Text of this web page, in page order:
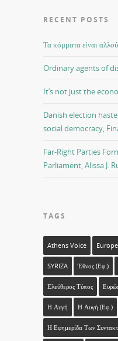
RECENT POSTS
Τα κόμματα είναι αλλού
Ordinary agents of
It’s not just the
Danish election
social democracy,
Far-Right Parties
Parliament, Alissa J.
TAGS
Athens Voice Europe
SYRIZA Έθνος (εφ.)
Ελεύθερος Τύπος
Η Αυγή Η Αυγή (εφ.)
Η Εφημερίδα Των